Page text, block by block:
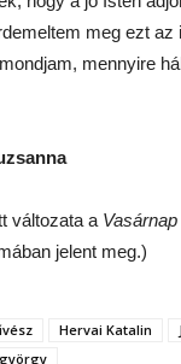
meg ezt az
mennyire
változata a Vasárnap
jelent meg.)
Hervai Katalin